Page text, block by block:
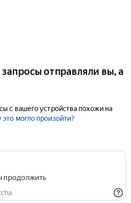
отправляли вы, а
с вашего устройства похожи на
могло произойти?
продолжить